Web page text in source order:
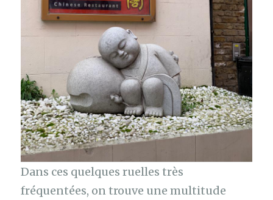
Dans ces quelques ruelles très
fréquentées, on trouve une multitude